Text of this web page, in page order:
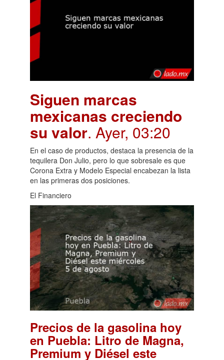
Siguen marcas
mexicanas creciendo
su valor. Ayer, 03:20
En el caso de productos, destaca la presencia de la
tequilera Don Julio, pero lo que sobresale es que
Corona Extra y Modelo Especial encabezan la lista
en las primeras dos posiciones.
El Financiero
Precios de la gasolina hoy
en Puebla: Litro de Magna,
Premium y Diésel este